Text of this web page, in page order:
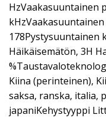
HzVaakasuuntainen
178Pystysuuntainen
Häikäisemätön, 3H
Kiina (perinteinen),
saksa, ranska, italia,
japaniKehystyyppi